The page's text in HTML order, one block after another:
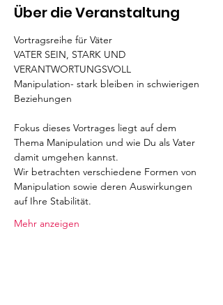
Über die Veranstaltung
Vortragsreihe für Väter
VATER SEIN, STARK UND
VERANTWORTUNGSVOLL
Manipulation- stark bleiben in schwierigen
Beziehungen
Fokus dieses Vortrages liegt auf dem
Thema Manipulation und wie Du als Vater
damit umgehen kannst.
Wir betrachten verschiedene Formen von
Manipulation sowie deren Auswirkungen
auf Ihre Stabilität.
Mehr anzeigen